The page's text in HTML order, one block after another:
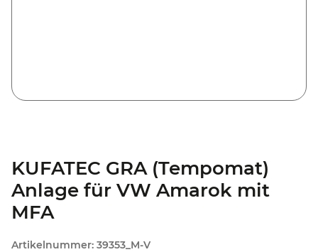
KUFATEC GRA (Tempomat)
Anlage für VW Amarok mit
MFA
Artikelnummer: 39353_M-V